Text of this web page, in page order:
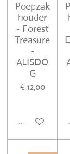
Poepzak
houder
- Forest
Treasure
-
ALISDO
G
€ 12,00
In